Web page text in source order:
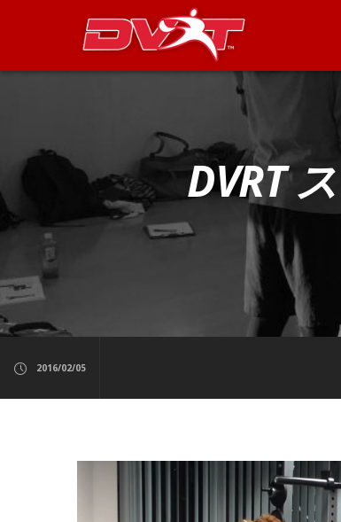
DVRT
2016/02/05